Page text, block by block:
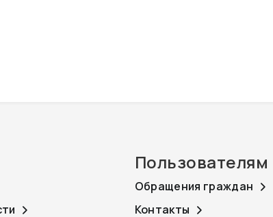
Пользователям
Обращения граждан
Контакты